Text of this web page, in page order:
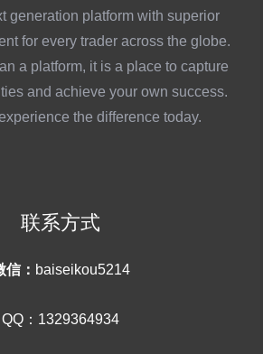
generation platform with superior
for every trader across the globe.
a platform, it is a place to capture
and achieve your own success.
the difference today.
联系方式
信： baiseikou5214
QQ：1329364934